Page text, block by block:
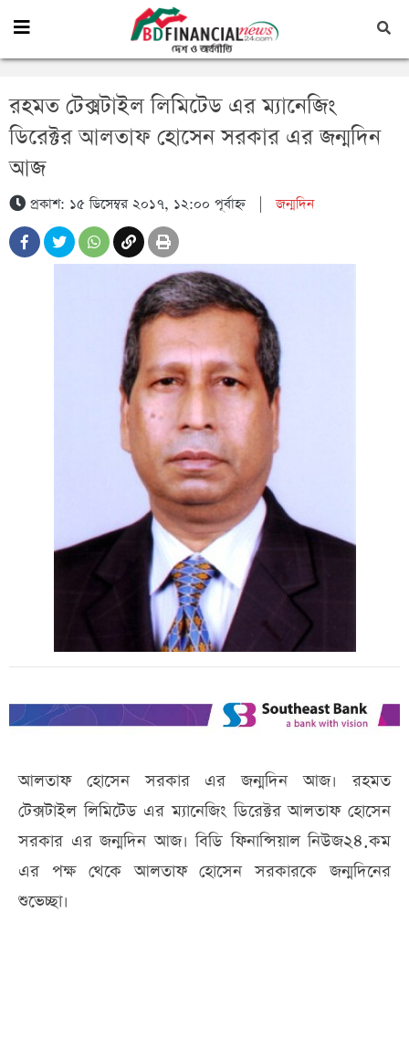
রহমত টেক্সটাইল লিমিটেড এর ম্যানেজিং
ডিরেক্টর আলতাফ হোসেন সরকার এর জন্মদিন
আজ
প্রকাশ: ১৫ ডিসেম্বর ২০১৭, ১২:০০ পূর্বাহ্ন|জন্মদিন
আলতাফ হোসেন সরকার এর জন্মদিন আজ। রহমত
টেক্সটাইল লিমিটেড এর ম্যানেজিং ডিরেক্টর আলতাফ হোসেন
সরকার এর জন্মদিন আজ। বিডি ফিনান্সিয়াল নিউজ২৪.কম
এর পক্ষ থেকে আলতাফ হোসেন সরকারকে জন্মদিনের
শুভেচ্ছা।